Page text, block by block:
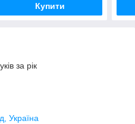
Купити
за рік
Україна